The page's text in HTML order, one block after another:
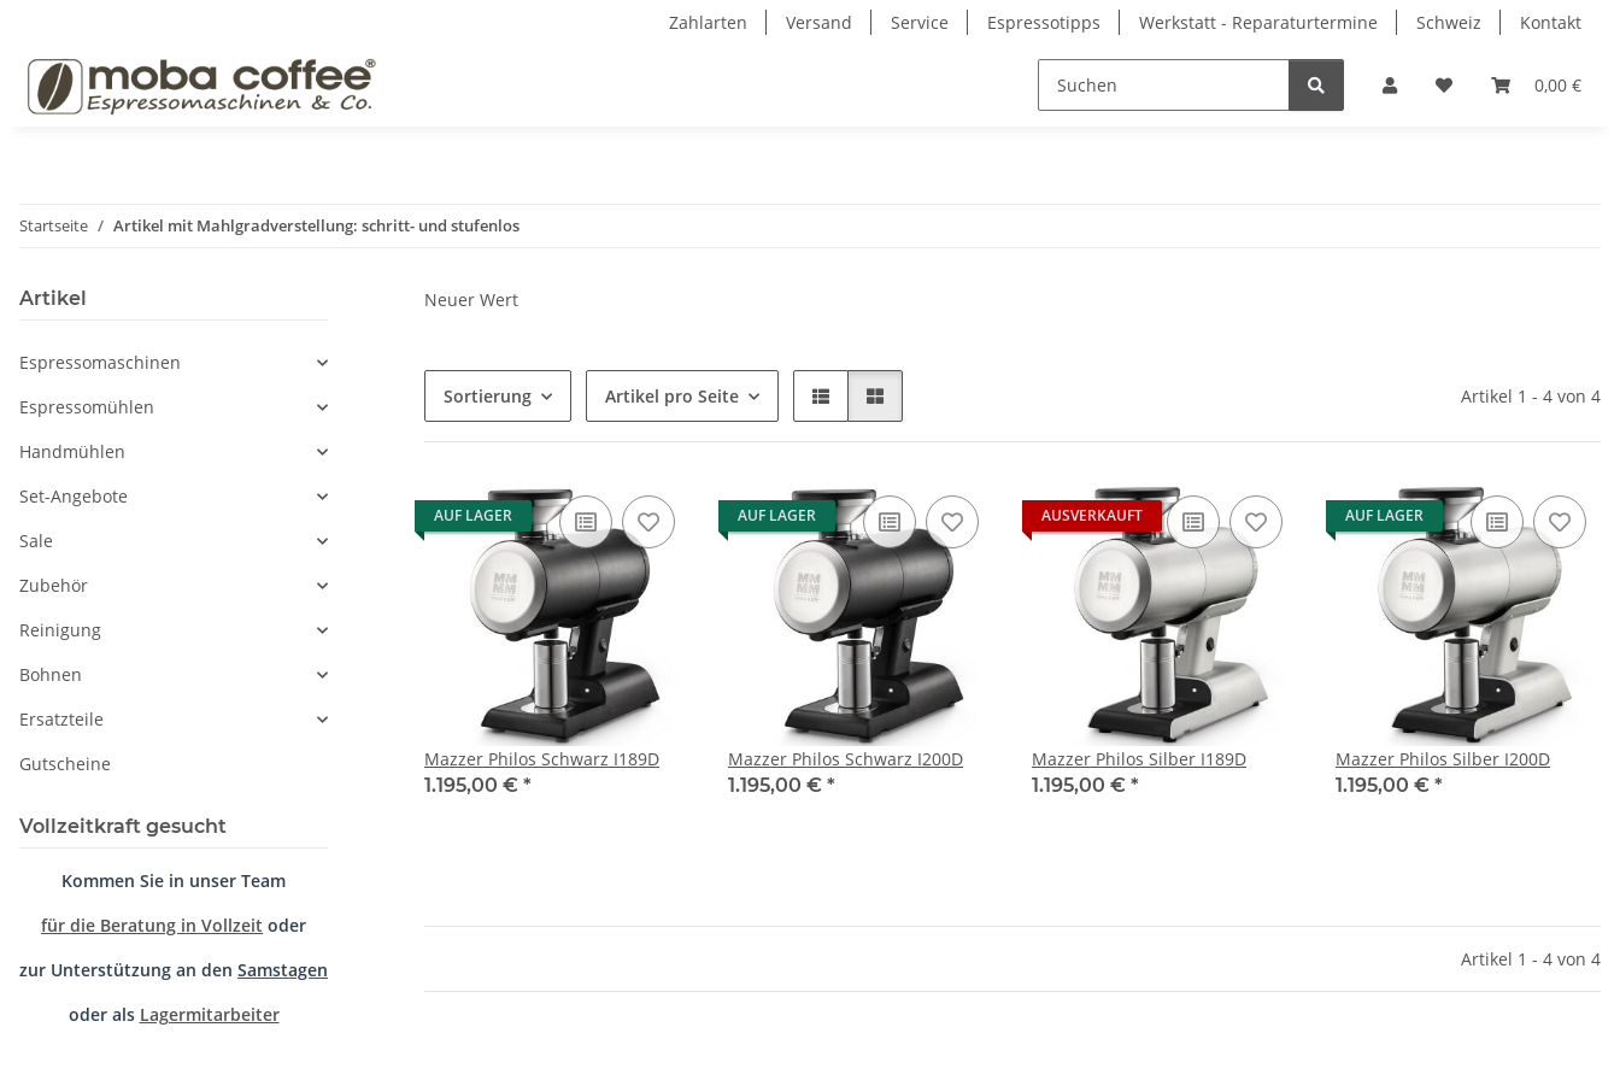
Zahlarten Versand Service Espressotipps Werkstatt - Reparaturtermine Schweiz Kontakt
0,00 €
Startseite Artikel mit Mahlgradverstellung: schritt- und stufenlos
Neuer Wert
Sortierung Artikel pro Seite Artikel 1 - 4 von 4
AUF LAGER
Mazzer Philos Schwarz I189D
1.195,00 € *
AUF LAGER
Mazzer Philos Schwarz I200D
1.195,00 € *
AUSVERKAUFT
Mazzer Philos Silber I189D
1.195,00 € *
AUF LAGER
Mazzer Philos Silber I200D
1.195,00 € *
Artikel 1 - 4 von 4
Artikel
Espressomaschinen
Espressomühlen
Handmühlen
Set-Angebote
Sale
Zubehör
Reinigung
Bohnen
Ersatzteile
Gutscheine
Vollzeitkraft gesucht
Kommen Sie in unser Team
für die Beratung in Vollzeit oder
zur Unterstützung an den Samstagen
oder als Lagermitarbeiter